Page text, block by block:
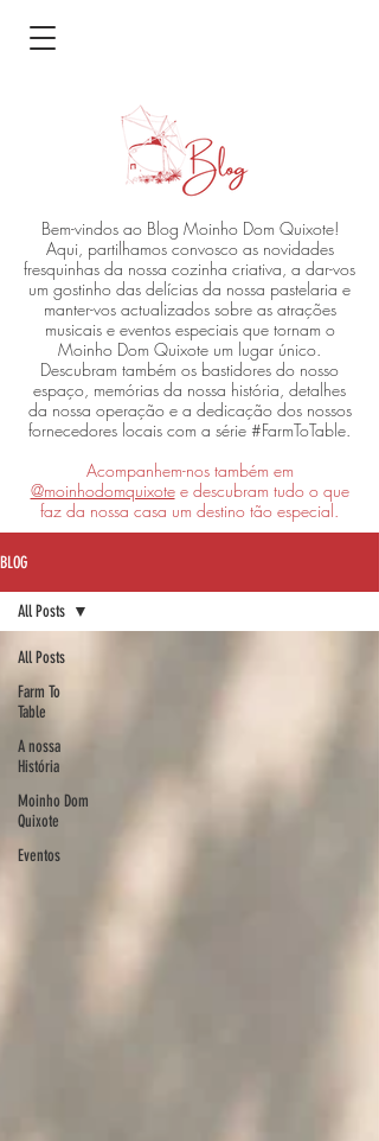
Bem-vindos ao Blog Moinho Dom Quixote!
Aqui, partilhamos convosco as novidades
fresquinhas da nossa cozinha criativa, a dar-vos
um gostinho das delícias da nossa pastelaria e
manter-vos actualizados sobre as atrações
musicais e eventos especiais que tornam o
Moinho Dom Quixote um lugar único.
Descubram também os bastidores do nosso
espaço, memórias da nossa história, detalhes
da nossa operação e a dedicação dos nossos
fornecedores locais com a série #FarmToTable.
Acompanhem-nos também em
@moinhodomquixotee descubram tudo o que
faz da nossa casa um destino tão especial.
BLOG
All Posts
Farm To
Table
A nossa
História
Moinho Dom
Quixote
Eventos
All Posts